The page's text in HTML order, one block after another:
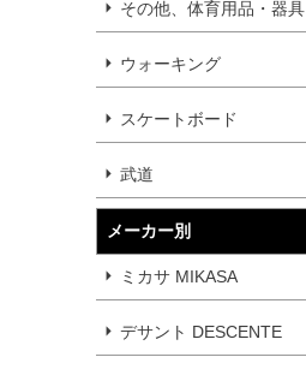
その他、体育用品・器具
ウォーキング
スケートボード
武道
メーカー別
ミカサ MIKASA
デサント DESCENTE